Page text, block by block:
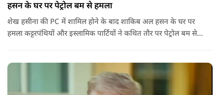
हसन के घर पर पेट्रोल बम से हमला
शेख हसीना की PC में शामिल होने के बाद शाकिब अल हसन के घर पर
हमला कट्टरपंथियों और इस्लामिक पार्टियों ने कथित तौर पर पेट्रोल बम से
जरिए संबोधन दिया था.